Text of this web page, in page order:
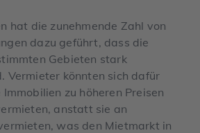
hat die zunehmende Zahl von
dazu geführt, dass die
Gebieten stark
Vermieter könnten sich dafür
zu höheren Preisen
anstatt sie an
was den Mietmarkt in